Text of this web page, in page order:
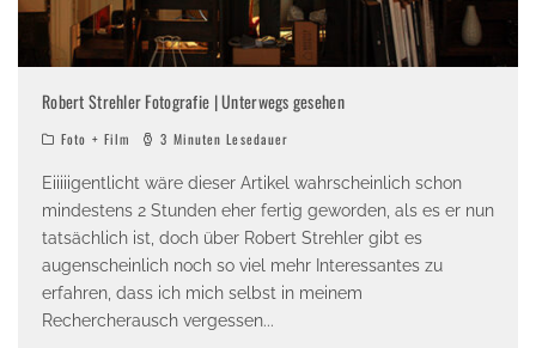
Robert Strehler Fotografie | Unterwegs gesehen
Foto + Film 3 Minuten Lesedauer
Eiiiiigentlicht wäre dieser Artikel wahrscheinlich schon
mindestens 2 Stunden eher fertig geworden, als es er nun
tatsächlich ist, doch über Robert Strehler gibt es
augenscheinlich noch so viel mehr Interessantes zu
erfahren, dass ich mich selbst in meinem
Rechercherausch vergessen...